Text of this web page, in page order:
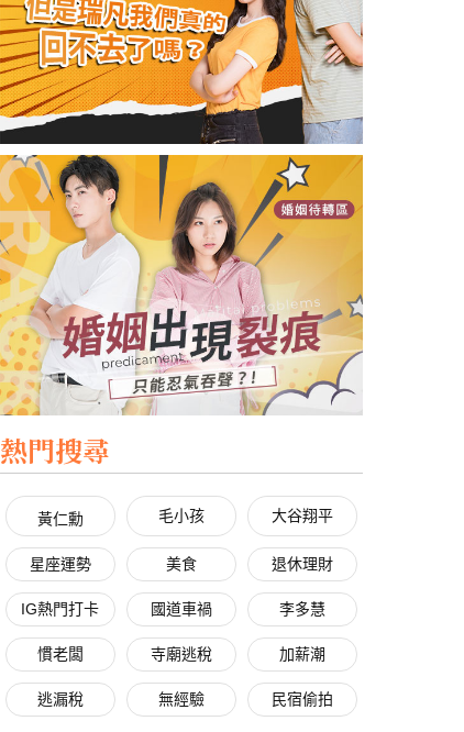
熱門搜尋
黃仁勳 毛小孩 大谷翔平
星座運勢 美食 退休理財
IG熱門打卡 國道車禍 李多慧
慣老闆 寺廟逃稅 加薪潮
逃漏稅 無經驗 民宿偷拍